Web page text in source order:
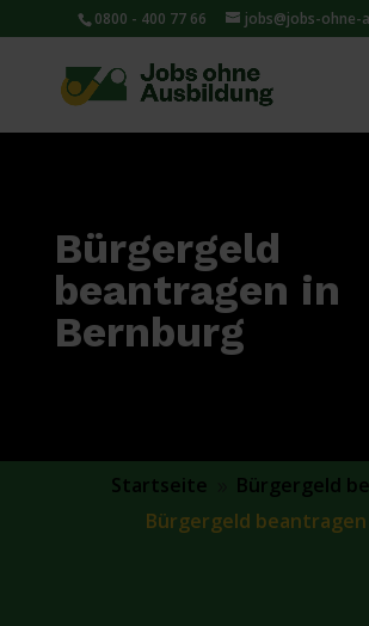
0800 - 400 77 66 jobs@jobs-ohne-
Bürgergeld
beantragen in
Bernburg
Startseite Bürgergeld
Bürgergeld